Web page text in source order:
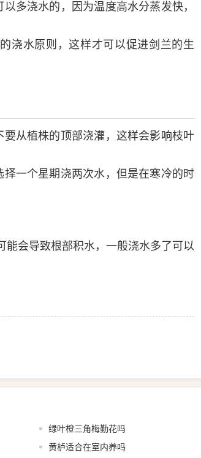
多浇水的，因为温度高水分蒸发快，
浇水原则，这样才可以促进剑兰的生
从植株的顶部浇灌，这样会影响枝叶
一个星期浇两次水，但是在寒冷的时
会导致根部积水，一般浇水多了可以
绿叶橙三角梅勤花吗
黄栌适合在室内养吗